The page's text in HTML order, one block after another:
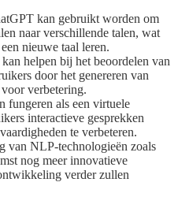
kan gebruikt worden om
naar verschillende talen, wat
nieuwe taal leren.
helpen bij het beoordelen van
door het genereren van
verbetering.
fungeren als een virtuele
interactieve gesprekken
te verbeteren.
van NLP-technologieën zoals
nog meer innovatieve
verder zullen